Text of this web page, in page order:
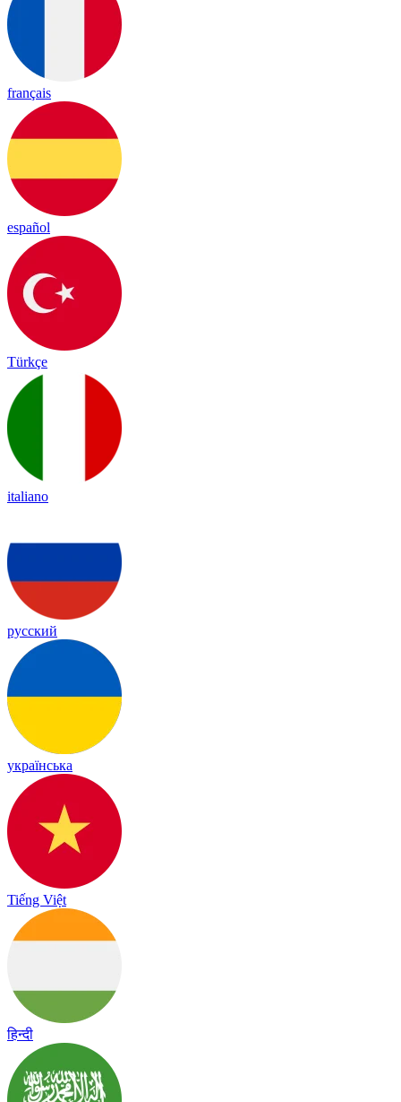
français
español
Türkçe
italiano
русский
українська
Tiếng Việt
हिन्दी